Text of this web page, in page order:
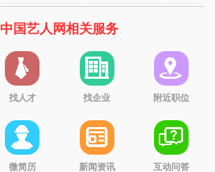
中国艺人网相关服务
找人才 找企业 附近职位
微简历 新闻资讯 互动问答